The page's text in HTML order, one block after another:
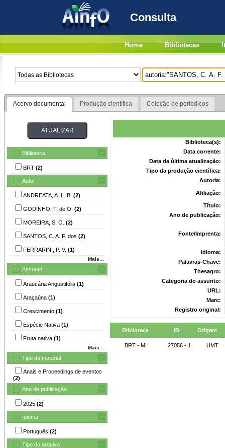
Consulta
Home Bibliotecas
Acervo documental Produção científica Coleção de periódicos
Biblioteca
BRT (2)
Autor
ANDREATA, A. L. B. (2)
GODINHO, T. de O. (2)
MOREIRA, S. O. (2)
SANTOS, C. A. F. dos (2)
FERRARINI, P. V. (1)
Mais...
Assunto
Araucária Angustifólia (1)
Araçaúna (1)
Crescimento (1)
Espécie Nativa (1)
Fruta nativa (1)
Mais...
Tipo do material
Anais e Proceedings de eventos
(2)
Ano de publicação
2025 (2)
Idioma
Português (2)
Tipo do arquivo
Biblioteca(s):
Data corrente:
Data da última atualização:
Tipo da produção científica:
Autoria:
Afiliação:
Título:
Ano de publicação:
Fonte/Imprenta:
Idioma:
Palavras-Chave:
Thesagro:
Categoria do assunto:
URL:
Marc:
Registro original:
Biblioteca ID Origem
BRT - MI 27056 - 1 UMT